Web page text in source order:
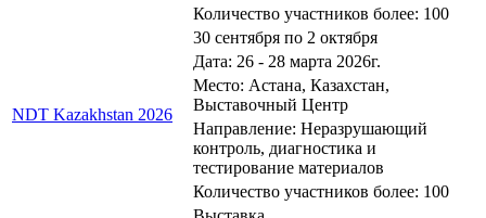
Количество участников более: 100
NDT Kazakhstan 2026
30 сентября по 2 октября
Дата: 26 - 28 марта 2026г.
Место: Астана, Казахстан,
Выставочный Центр
Направление: Неразрушающий
контроль, диагностика и
тестирование материалов
Количество участников более: 100